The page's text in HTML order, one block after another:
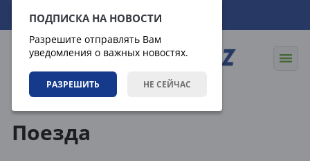
ПОДПИСКА НА НОВОСТИ
Разрешите отправлять Вам
уведомления о важных новостях.
РАЗРЕШИТЬ НЕ СЕЙЧАС
07.08.2026 18:38:36
Поезда